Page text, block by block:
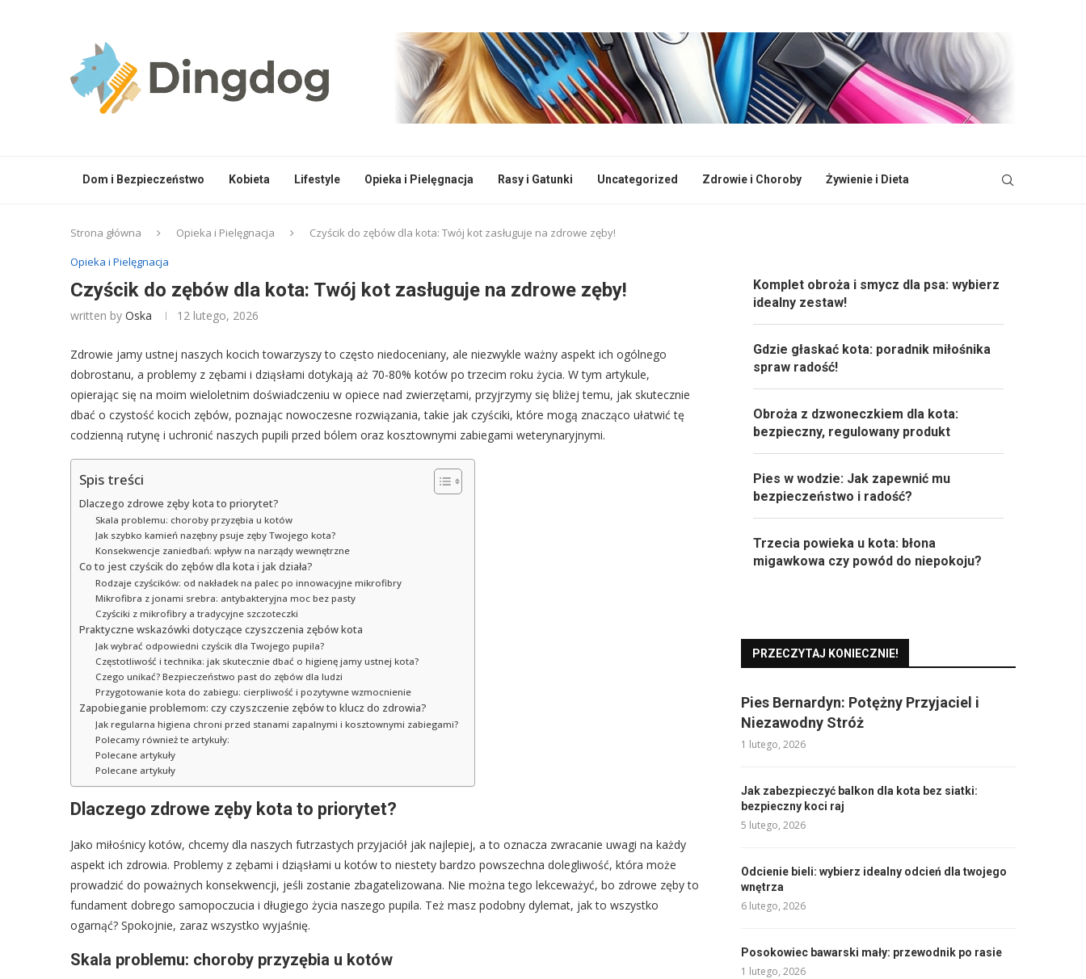
Dom i Bezpieczeństwo Kobieta Lifestyle Opieka i Pielęgnacja Rasy i Gatunki Uncategorized Zdrowie i Choroby Żywienie i Dieta
Strona główna Opieka i Pielęgnacja
Czyścik do zębów dla kota: Twój kot zasługuje na zdrowe zęby!
Opieka i Pielęgnacja
Czyścik do zębów dla kota: Twój kot zasługuje na zdrowe zęby!
written by Oska 12 lutego, 2026
Zdrowie jamy ustnej naszych kocich towarzyszy to często niedoceniany, ale niezwykle ważny aspekt ich ogólnego
dobrostanu, a problemy z zębami i dziąsłami dotykają aż 70-80% kotów po trzecim roku życia. W tym artykule,
opierając się na moim wieloletnim doświadczeniu w opiece nad zwierzętami, przyjrzymy się bliżej temu, jak skutecznie
dbać o czystość kocich zębów, poznając nowoczesne rozwiązania, takie jak czyściki, które mogą znacząco ułatwić tę
codzienną rutynę i uchronić naszych pupili przed bólem oraz kosztownymi zabiegami weterynaryjnymi.
Spis treści
Dlaczego zdrowe zęby kota to priorytet?
Skala problemu: choroby przyzębia u kotów
Jak szybko kamień nazębny psuje zęby Twojego kota?
Konsekwencje zaniedbań: wpływ na narządy wewnętrzne
Co to jest czyścik do zębów dla kota i jak działa?
Rodzaje czyścików: od nakładek na palec po innowacyjne mikrofibry
Mikrofibra z jonami srebra: antybakteryjna moc bez pasty
Czyściki z mikrofibry a tradycyjne szczoteczki
Praktyczne wskazówki dotyczące czyszczenia zębów kota
Jak wybrać odpowiedni czyścik dla Twojego pupila?
Częstotliwość i technika: jak skutecznie dbać o higienę jamy ustnej kota?
Czego unikać? Bezpieczeństwo past do zębów dla ludzi
Przygotowanie kota do zabiegu: cierpliwość i pozytywne wzmocnienie
Zapobieganie problemom: czy czyszczenie zębów to klucz do zdrowia?
Jak regularna higiena chroni przed stanami zapalnymi i kosztownymi zabiegami?
Polecamy również te artykuły:
Polecane artykuły
Polecane artykuły
Dlaczego zdrowe zęby kota to priorytet?
Jako miłośnicy kotów, chcemy dla naszych futrzastych przyjaciół jak najlepiej, a to oznacza zwracanie uwagi na każdy
aspekt ich zdrowia. Problemy z zębami i dziąsłami u kotów to niestety bardzo powszechna dolegliwość, która może
prowadzić do poważnych konsekwencji, jeśli zostanie zbagatelizowana. Nie można tego lekceważyć, bo zdrowe zęby to
fundament dobrego samopoczucia i długiego życia naszego pupila. Też masz podobny dylemat, jak to wszystko
ogarnąć? Spokojnie, zaraz wszystko wyjaśnię.
Skala problemu: choroby przyzębia u kotów
Komplet obroża i smycz dla psa: wybierz
idealny zestaw!
Gdzie głaskać kota: poradnik miłośnika
spraw radość!
Obroża z dzwoneczkiem dla kota:
bezpieczny, regulowany produkt
Pies w wodzie: Jak zapewnić mu
bezpieczeństwo i radość?
Trzecia powieka u kota: błona
migawkowa czy powód do niepokoju?
PRZECZYTAJ KONIECZNIE!
Pies Bernardyn: Potężny Przyjaciel i
Niezawodny Stróż
1 lutego, 2026
Jak zabezpieczyć balkon dla kota bez siatki:
bezpieczny koci raj
5 lutego, 2026
Odcienie bieli: wybierz idealny odcień dla twojego
wnętrza
6 lutego, 2026
Posokowiec bawarski mały: przewodnik po rasie
1 lutego, 2026